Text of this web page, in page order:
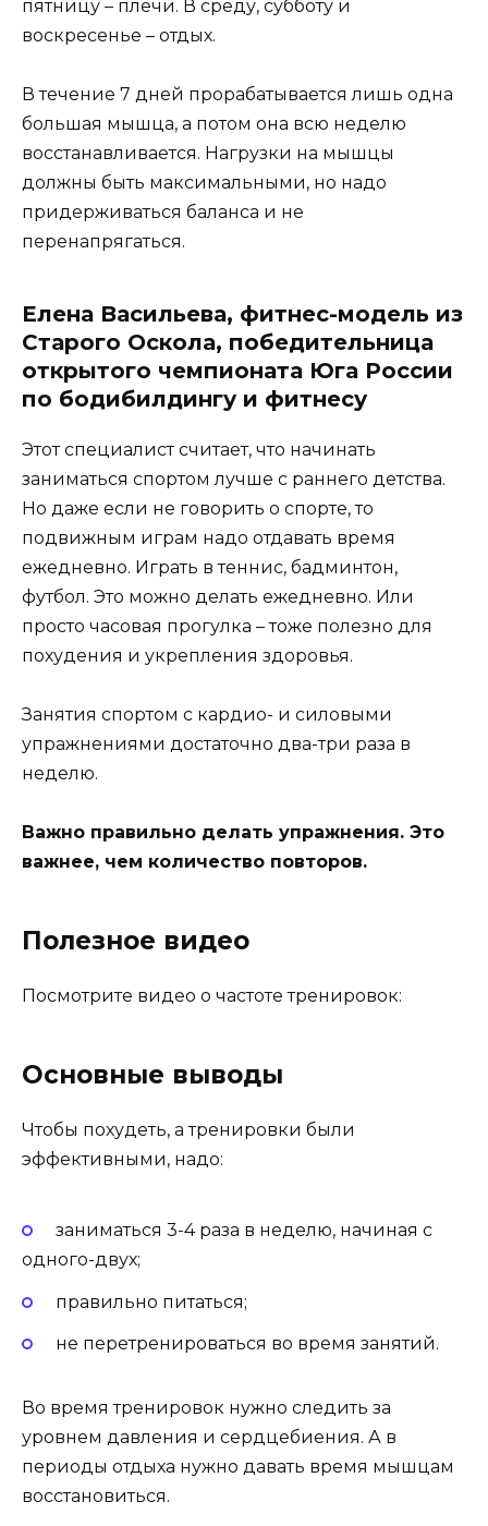
пятницу – плечи. В среду, субботу и
воскресенье – отдых.
В течение 7 дней прорабатывается лишь одна
большая мышца, а потом она всю неделю
восстанавливается. Нагрузки на мышцы
должны быть максимальными, но надо
придерживаться баланса и не
перенапрягаться.
Елена Васильева, фитнес-модель из
Старого Оскола, победительница
открытого чемпионата Юга России
по бодибилдингу и фитнесу
Этот специалист считает, что начинать
заниматься спортом лучше с раннего детства.
Но даже если не говорить о спорте, то
подвижным играм надо отдавать время
ежедневно. Играть в теннис, бадминтон,
футбол. Это можно делать ежедневно. Или
просто часовая прогулка – тоже полезно для
похудения и укрепления здоровья.
Занятия спортом с кардио- и силовыми
упражнениями достаточно два-три раза в
неделю.
Важно правильно делать упражнения. Это
важнее, чем количество повторов.
Полезное видео
Посмотрите видео о частоте тренировок:
Основные выводы
Чтобы похудеть, а тренировки были
эффективными, надо:
заниматься 3-4 раза в неделю, начиная с
одного-двух;
правильно питаться;
не перетренироваться во время занятий.
Во время тренировок нужно следить за
уровнем давления и сердцебиения. А в
периоды отдыха нужно давать время мышцам
восстановиться.